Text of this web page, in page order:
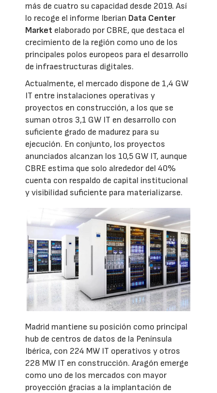
más de cuatro su capacidad desde 2019. Así
lo recoge el informe Iberian Data Center
Market elaborado por CBRE, que destaca el
crecimiento de la región como uno de los
principales polos europeos para el desarrollo
de infraestructuras digitales.
Actualmente, el mercado dispone de 1,4 GW
IT entre instalaciones operativas y
proyectos en construcción, a los que se
suman otros 3,1 GW IT en desarrollo con
suficiente grado de madurez para su
ejecución. En conjunto, los proyectos
anunciados alcanzan los 10,5 GW IT, aunque
CBRE estima que solo alrededor del 40%
cuenta con respaldo de capital institucional
y visibilidad suficiente para materializarse.
Madrid mantiene su posición como principal
hub de centros de datos de la Península
Ibérica, con 224 MW IT operativos y otros
228 MW IT en construcción. Aragón emerge
como uno de los mercados con mayor
proyección gracias a la implantación de